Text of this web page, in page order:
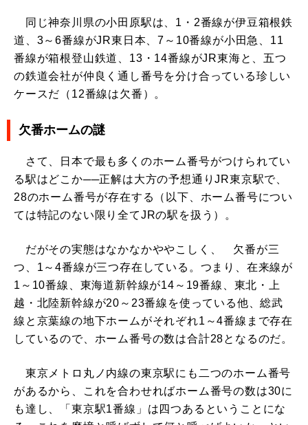
同じ神奈川県の小田原駅は、1・2番線が伊豆箱根鉄
道、3～6番線がJR東日本、7～10番線が小田急、11
番線が箱根登山鉄道、13・14番線がJR東海と、五つ
の鉄道会社が仲良く通し番号を分け合っている珍しい
ケースだ（12番線は欠番）。
欠番ホームの謎
さて、日本で最も多くのホーム番号がつけられてい
る駅はどこか──正解は大方の予想通りJR東京駅で、
28のホーム番号が存在する（以下、ホーム番号につい
ては特記のない限り全てJRの駅を扱う）。
だがその実態はなかなかややこしく、 欠番が三
つ、1～4番線が三つ存在している。つまり、在来線が
1～10番線、東海道新幹線が14～19番線、東北・上
越・北陸新幹線が20～23番線を使っている他、総武
線と京葉線の地下ホームがそれぞれ1～4番線まで存在
しているので、ホーム番号の数は合計28となるのだ。
東京メトロ丸ノ内線の東京駅にも二つのホーム番号
があるから、これを合わせればホーム番号の数は30に
も達し、「東京駅1番線」は四つあるということにな